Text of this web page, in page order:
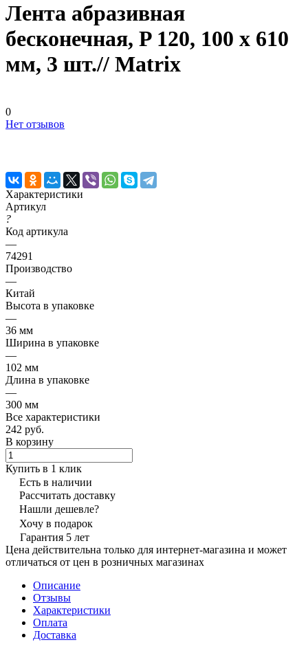
Лента абразивная
бесконечная, P 120, 100 х 610
мм, 3 шт.// Matrix
0
Нет отзывов
Характеристики
Артикул
?
Код артикула
—
74291
Производство
—
Китай
Высота в упаковке
—
36 мм
Ширина в упаковке
—
102 мм
Длина в упаковке
—
300 мм
Все характеристики
242 руб.
В корзину
Купить в 1 клик
Есть в наличии
Рассчитать доставку
Нашли дешевле?
Хочу в подарок
Гарантия 5 лет
Цена действительна только для интернет-магазина и может
отличаться от цен в розничных магазинах
Описание
Отзывы
Характеристики
Оплата
Доставка